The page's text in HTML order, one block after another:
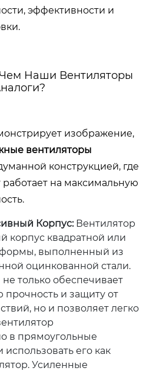
эффективности и
Чем Наши Вентиляторы
изображение,
вентиляторы
конструкцией, где
на максимальную
Корпус:Вентилятор
корпус квадратной или
выполненный из
оцинкованной стали.
только обеспечивает
прочность и защиту от
но и позволяет легко
в прямоугольные
его как
Усиленные